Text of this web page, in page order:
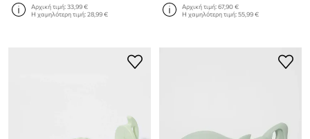
Αρχική τιμή:33,99 €
Η χαμηλότερη τιμή:28,99 €
Αρχική τιμή:67,90 €
Η χαμηλότερη τιμή:55,99 €